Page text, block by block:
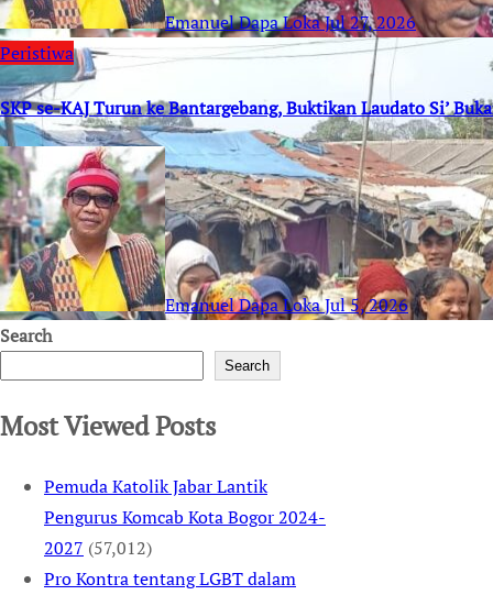
Emanuel Dapa LokaJul 27, 2026
Peristiwa
SKP se-KAJ Turun ke Bantargebang, Buktikan Laudato Si’
Emanuel Dapa LokaJul 5, 2026
Search
Search
Most Viewed Posts
Pemuda Katolik Jabar Lantik
Pengurus Komcab Kota Bogor 2024-
2027 (57,012)
Pro Kontra tentang LGBT dalam